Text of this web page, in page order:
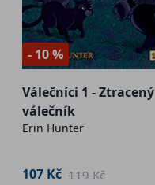
- 10 %
Válečníci 1 - Ztracený
válečník
Erin Hunter
107 Kč 119 Kč